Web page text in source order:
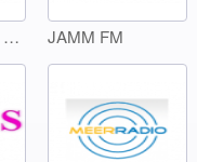
Italo Party Crew FM JAMM FM